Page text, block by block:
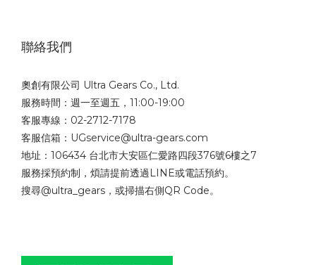
聯絡我們
奧創有限公司 Ultra Gears Co., Ltd.
服務時間：週一至週五，11:00-19:00
客服專線：02-2712-7178
客服信箱：UGservice@ultra-gears.com
地址：106434 台北市大安區仁愛路四段376號6樓之7
服務採預約制，煩請提前透過LINE或電話預約。
搜尋@ultra_gears，或掃描右側QR Code。